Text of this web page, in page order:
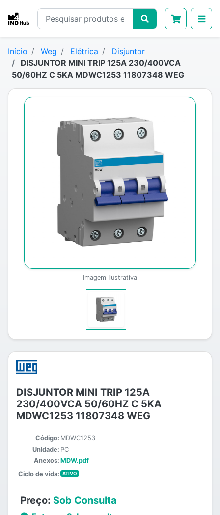
Início Weg Elétrica
Disjuntor
DISJUNTOR MINI TRIP 125A 230/400VCA
50/60HZ C 5KA MDWC1253 11807348 WEG
Imagem Ilustrativa
DISJUNTOR MINI TRIP 125A
230/400VCA 50/60HZ C 5KA
MDWC1253 11807348 WEG
Código: MDWC1253
Unidade: PC
Anexos: MDW.pdf
Ciclo de vida:
ATIVO
Preço: Sob Consulta